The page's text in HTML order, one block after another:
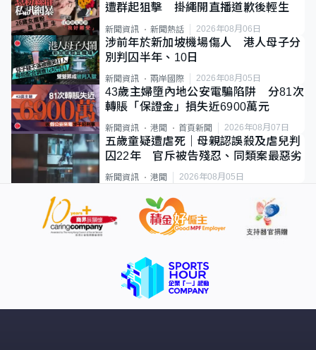
遭群起狙擊 掛繩開直播道歉後輕生
新聞資訊 新聞熱話 2026年08月06日
涉前年於新加坡機場傷人 港人母子分
別判囚半年、10日
新聞資訊 兩岸國際 2026年08月05日
43歲主婦墮內地公安電騙陷阱 分81次
轉賬「保證金」損失近6900萬元
新聞資訊 港聞 首頁新聞 2026年08月07日
五歲童疑遭虐死｜母親認誤殺及虐兒判
囚22年 官斥被告殘忍、同類案最惡劣
新聞資訊 港聞 2026年08月05日